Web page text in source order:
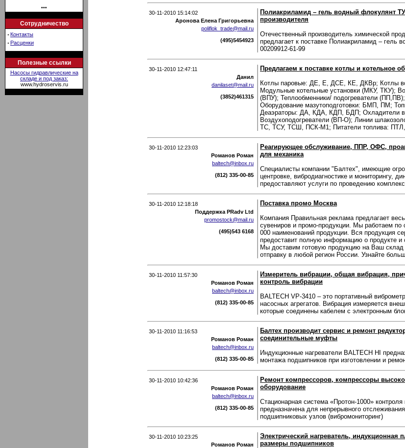
•••
Сотрудничество
· Контакты
· Расценки
Полезные ссылки
Насосы гидравлические на
складе и под заказ:
www.hydroservis.ru
30-11-2010 15:14:02
Аронова Елена Григорьевна
poliflok_trade@mail.ru
(495)5454923
Полиакриламид – гель водный флокулянт ТУ
производителя
Отечественный производитель химической
предлагает к поставке Полиакриламид – гель
00209912-61-99
30-11-2010 12:47:11
Данил
danilaset@mail.ru
(3852)461315
Предлагаем к поставке котлы и котельное
Котлы паровые: ДЕ, Е, ДСЕ, КЕ, ДКВр; Котлы
Модульные котельные установки (МКУ, ТКУ);
(ВПУ); Теплообменники/ подогреватели
Оборудование мазутоподготовки: БМП, ПМ;
Деаэраторы: ДА, КДА, КДП, БДП; Охладители
Воздухоподогреватели (ВП-О); Линии
ТС, ТСУ, ТСШ, ПСК-М1; Питатели топлива:
30-11-2010 12:23:03
Романов Роман
baltech@inbox.ru
(812) 335-00-85
Реагирующее обслуживание, ППР, ОФС,
для механика
Специалисты компании "Балтех", имеющие
центровке, вибродиагностике и мониторингу,
предоставляют услуги по проведению
30-11-2010 12:18:18
Поддержка PRadv Ltd
promostock@mail.ru
(495)543 6168
Поставка промо Москва
Компания Правильная реклама предлагает
сувениров и промо-продукции. Мы работаем по
000 наименований продукции. Вся продукция
предоставит полную информацию о продукте и
Мы доставим готовую продукцию на Ваш
отправку в любой регион России. Узнайте
30-11-2010 11:57:30
Романов Роман
baltech@inbox.ru
(812) 335-00-85
Измеритель вибрации, общая вибрация,
контроль вибрации
BALTECH VP-3410 – это портативный
насосных агрегатов. Вибрация измеряется
которые соединены кабелем с электронным
30-11-2010 11:16:53
Романов Роман
baltech@inbox.ru
(812) 335-00-85
Балтех производит сервис и ремонт
соединительные муфты
Индукционные нагреватели BALTECH HI
монтажа подшипников при изготовлении и
30-11-2010 10:42:36
Романов Роман
baltech@inbox.ru
(812) 335-00-85
Ремонт компрессоров, компрессоры
оборудование
Стационарная система «Протон-1000»
предназначена для непрерывного
подшипниковых узлов (вибромониторинг)
30-11-2010 10:23:25
Романов Роман
Электрический нагреватель, индукционная
размеры подшипников